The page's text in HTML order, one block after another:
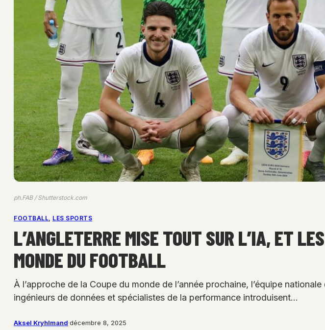
ph.FAB / Shutterstock.com
FOOTBALL, LES SPORTS
L’ANGLETERRE MISE TOUT SUR L’IA, ET
MONDE DU FOOTBALL
À l’approche de la Coupe du monde de l’année prochaine, l’équipe
ingénieurs de données et spécialistes de la performance introduisent…
Aksel Kryhlmand·décembre 8, 2025